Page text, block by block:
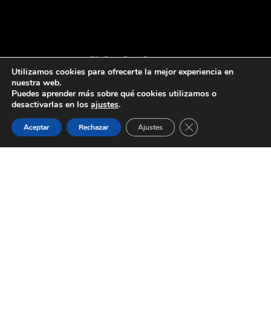
Aviso Legal
Política de Cookies
Términos y Condiciones
Utilizamos cookies para ofrecerte la mejor experiencia en
nuestra web.
Puedes aprender más sobre qué cookies utilizamos o
desactivarlas en los ajustes.
Aceptar Rechazar Ajustes Cerrar el banner de